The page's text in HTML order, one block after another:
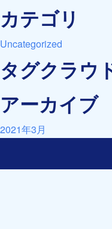
カテゴリ
Uncategorized
タグクラウ
アーカイブ
2021年3月